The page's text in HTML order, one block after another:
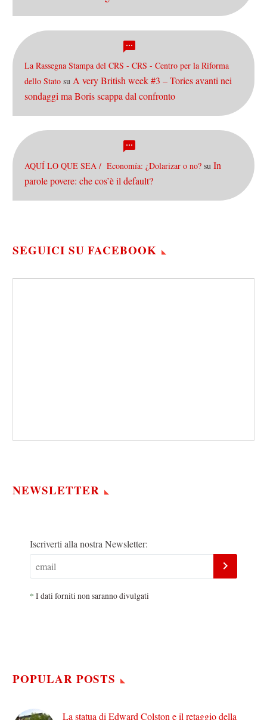
La Rassegna Stampa del CRS - CRS - Centro per la Riforma
dello Stato su A very British week #3 – Tories avanti nei
sondaggi ma Boris scappa dal confronto
AQUÍ LO QUE SEA / Economía: ¿Dolarizar o no? su In
parole povere: che cos’è il default?
SEGUICI SU FACEBOOK
NEWSLETTER
Iscriverti alla nostra Newsletter:
* I dati forniti non saranno divulgati
POPULAR POSTS
La statua di Edward Colston e il retaggio della